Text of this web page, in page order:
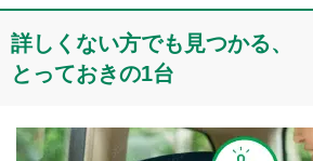
詳しくない⽅でも見つかる、
とっておきの1台